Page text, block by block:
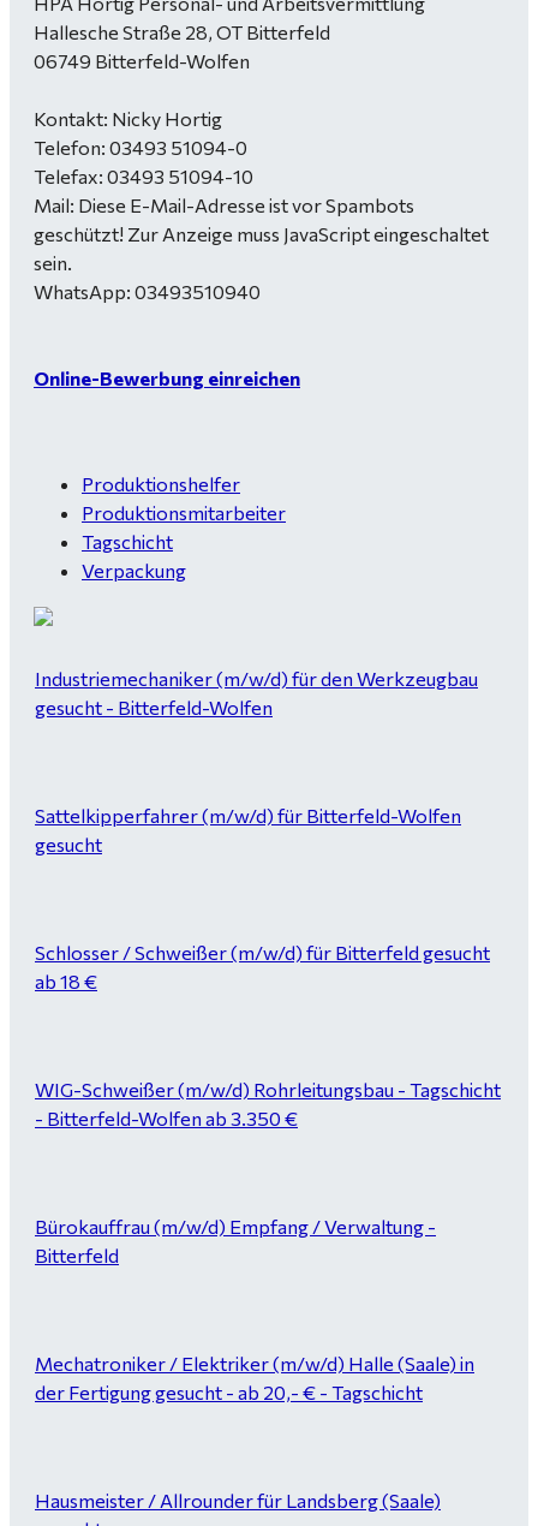
Hallesche Straße 28, OT Bitterfeld
06749 Bitterfeld-Wolfen
Kontakt: Nicky Hortig
Telefon: 03493 51094-0
Telefax: 03493 51094-10
Mail: Diese E-Mail-Adresse ist vor Spambots
geschützt! Zur Anzeige muss JavaScript eingeschaltet
sein.
WhatsApp: 03493510940
Online-Bewerbung einreichen
Produktionshelfer
Produktionsmitarbeiter
Tagschicht
Verpackung
Industriemechaniker (m/w/d) für den Werkzeugbau
gesucht - Bitterfeld-Wolfen
Sattelkipperfahrer (m/w/d) für Bitterfeld-Wolfen
gesucht
Schlosser / Schweißer (m/w/d) für Bitterfeld gesucht
ab 18 €
WIG-Schweißer (m/w/d) Rohrleitungsbau - Tagschicht
- Bitterfeld-Wolfen ab 3.350 €
Bürokauffrau (m/w/d) Empfang / Verwaltung -
Bitterfeld
Mechatroniker / Elektriker (m/w/d) Halle (Saale) in
der Fertigung gesucht - ab 20,- € - Tagschicht
Hausmeister / Allrounder für Landsberg (Saale)